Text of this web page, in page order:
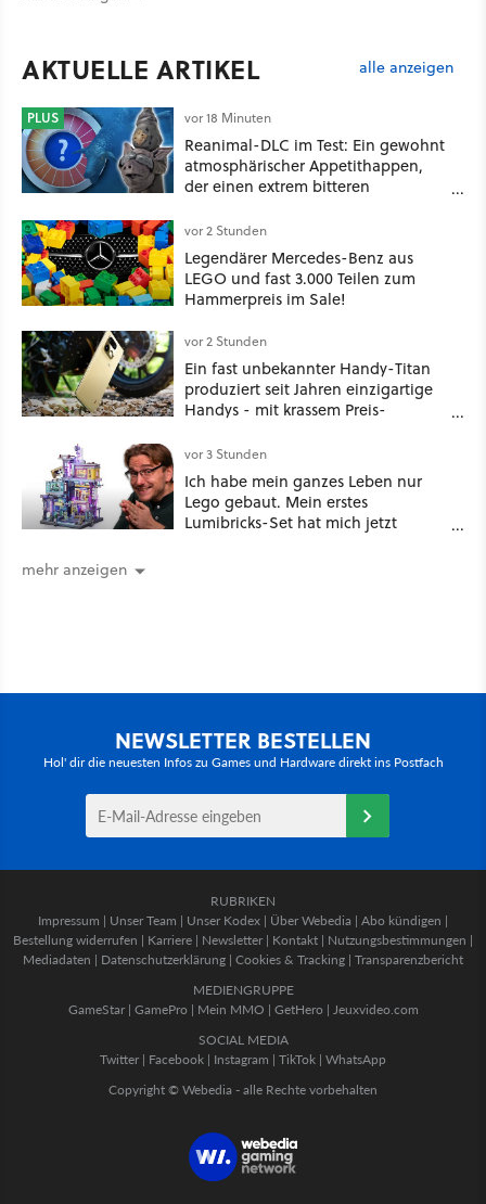
AKTUELLE ARTIKEL alle anzeigen
PLUS vor 18 Minuten
Reanimal-DLC im Test: Ein gewohnt
atmosphärischer Appetithappen,
der einen extrem bitteren
vor 2 Stunden
Legendärer Mercedes-Benz aus
LEGO und fast 3.000 Teilen zum
Hammerpreis im Sale!
vor 2 Stunden
Ein fast unbekannter Handy-Titan
produziert seit Jahren einzigartige
Handys - mit krassem Preis-
vor 3 Stunden
Ich habe mein ganzes Leben nur
Lego gebaut. Mein erstes
Lumibricks-Set hat mich jetzt
mehr anzeigen
NEWSLETTER BESTELLEN
Hol' dir die neuesten Infos zu Games und Hardware direkt ins Postfach
RUBRIKEN
Impressum | Unser Team | Unser Kodex | Über Webedia | Abo kündigen |
Bestellung widerrufen | Karriere | Newsletter | Kontakt | Nutzungsbestimmungen |
Mediadaten | Datenschutzerklärung | Cookies & Tracking | Transparenzbericht
MEDIENGRUPPE
GameStar| GamePro | Mein MMO | GetHero | Jeuxvideo.com
SOCIAL MEDIA
Twitter | Facebook | Instagram | TikTok | WhatsApp
Copyright © Webedia - alle Rechte vorbehalten